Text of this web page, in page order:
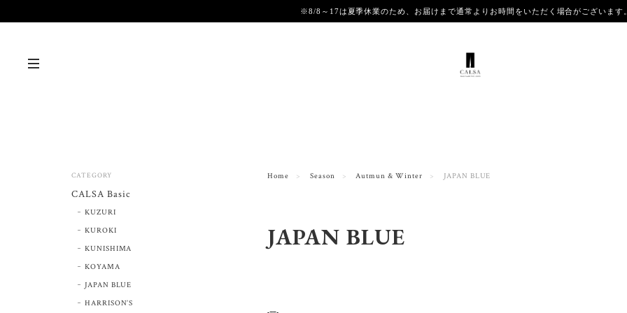
※8/8～17は夏季休業のため、お届けまで通常よりお時間をいただく場合がございま
Home Season Autmun & Winter JAPAN BLUE
JAPAN BLUE
CATEGORY
CALSA Basic
KUZURI
KUROKI
KUNISHIMA
KOYAMA
JAPAN BLUE
HARRISON’S